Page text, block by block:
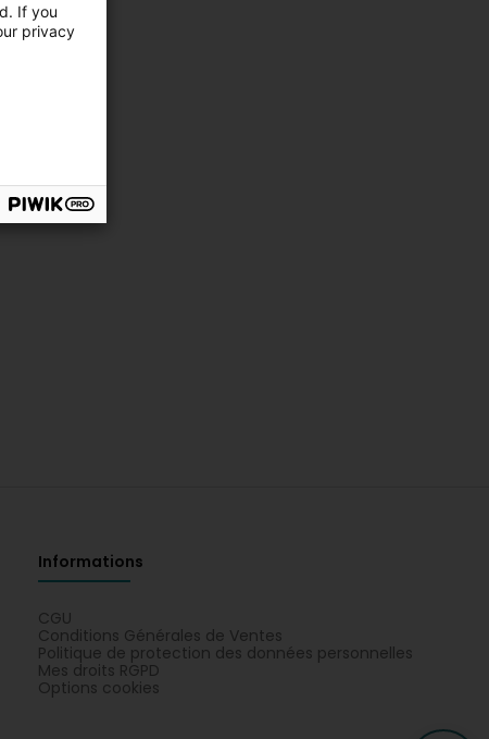
Informations
CGU
Conditions Générales de Ventes
Politique de protection des données personnelles
Mes droits RGPD
Options cookies
If you
privacy